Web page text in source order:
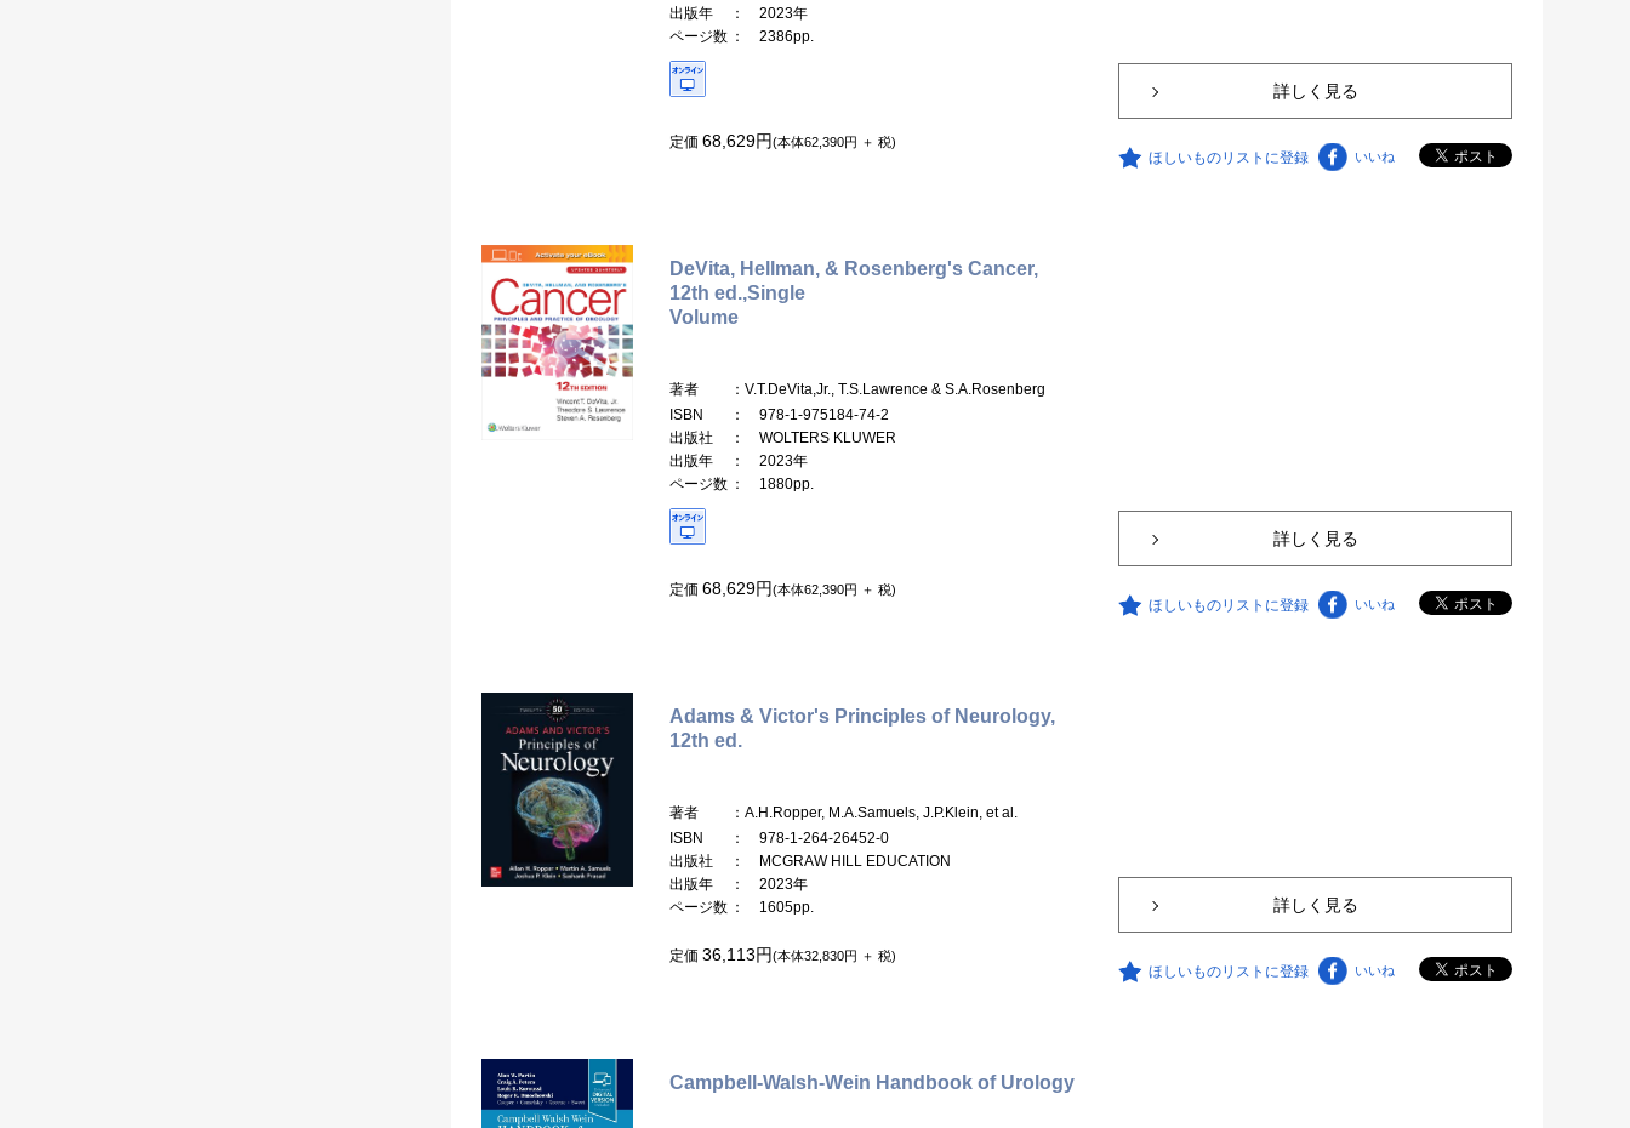
出版年
： 2023年
ページ数 ： 2386pp.
定価 68,629円(本体62,390円 ＋ 税)
詳しく見る
ほしいものリストに登録 いいね
DeVita, Hellman, & Rosenberg's Cancer,
12th ed.,Single
Volume
著者
：V.T.DeVita,Jr., T.S.Lawrence & S.A.Rosenberg
ISBN
： 978-1-975184-74-2
出版社
： WOLTERS KLUWER
出版年
： 2023年
ページ数 ： 1880pp.
定価 68,629円(本体62,390円 ＋ 税)
詳しく見る
ほしいものリストに登録 いいね
Adams & Victor's Principles of Neurology,
12th ed.
著者
：A.H.Ropper, M.A.Samuels, J.P.Klein, et al.
ISBN
： 978-1-264-26452-0
出版社
： MCGRAW HILL EDUCATION
出版年
： 2023年
ページ数 ： 1605pp.
定価 36,113円(本体32,830円 ＋ 税)
詳しく見る
ほしいものリストに登録 いいね
Campbell-Walsh-Wein Handbook of Urology